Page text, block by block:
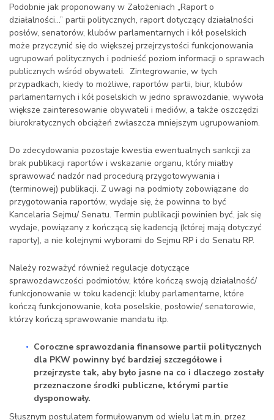
Podobnie jak proponowany w Założeniach „Raport o
działalności…” partii politycznych, raport dotyczący działalności
posłów, senatorów, klubów parlamentarnych i kół poselskich
może przyczynić się do większej przejrzystości funkcjonowania
ugrupowań politycznych i podnieść poziom informacji o sprawach
publicznych wśród obywateli. Zintegrowanie, w tych
przypadkach, kiedy to możliwe, raportów partii, biur, klubów
parlamentarnych i kół poselskich w jedno sprawozdanie, wywoła
większe zainteresowanie obywateli i mediów, a także oszczędzi
biurokratycznych obciążeń zwłaszcza mniejszym ugrupowaniom.
Do zdecydowania pozostaje kwestia ewentualnych sankcji za
brak publikacji raportów i wskazanie organu, który miałby
sprawować nadzór nad procedurą przygotowywania i
(terminowej) publikacji. Z uwagi na podmioty zobowiązane do
przygotowania raportów, wydaje się, że powinna to być
Kancelaria Sejmu/ Senatu. Termin publikacji powinien być, jak się
wydaje, powiązany z kończącą się kadencją (której mają dotyczyć
raporty), a nie kolejnymi wyborami do Sejmu RP i do Senatu RP.
Należy rozważyć również regulacje dotyczące
sprawozdawczości podmiotów, które kończą swoją działalność/
funkcjonowanie w toku kadencji: kluby parlamentarne, które
kończą funkcjonowanie, koła poselskie, posłowie/ senatorowie,
którzy kończą sprawowanie mandatu itp.
Coroczne sprawozdania finansowe partii politycznych
dla PKW powinny być bardziej szczegółowe i
przejrzyste tak, aby było jasne na co i dlaczego zostały
przeznaczone środki publiczne, którymi partie
dysponowały.
Słusznym postulatem formułowanym od wielu lat m.in. przez